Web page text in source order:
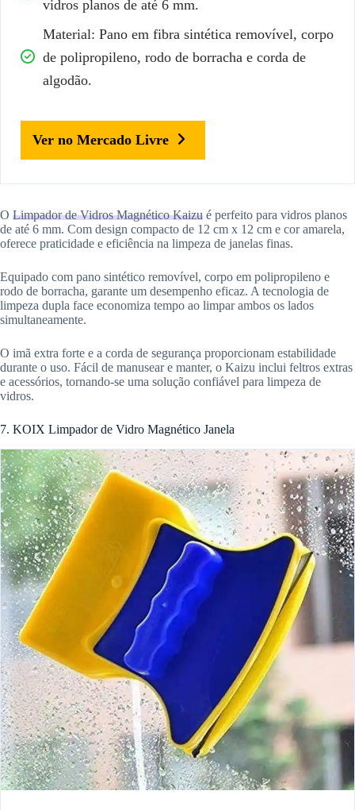
vidros planos de até 6 mm.
Material: Pano em fibra sintética removível, corpo
de polipropileno, rodo de borracha e corda de
algodão.
Ver no Mercado Livre
O Limpador de Vidros Magnético Kaizu é perfeito para vidros planos
de até 6 mm. Com design compacto de 12 cm x 12 cm e cor amarela,
oferece praticidade e eficiência na limpeza de janelas finas.
Equipado com pano sintético removível, corpo em polipropileno e
rodo de borracha, garante um desempenho eficaz. A tecnologia de
limpeza dupla face economiza tempo ao limpar ambos os lados
simultaneamente.
O imã extra forte e a corda de segurança proporcionam estabilidade
durante o uso. Fácil de manusear e manter, o Kaizu inclui feltros extras
e acessórios, tornando-se uma solução confiável para limpeza de
vidros.
7. KOIX Limpador de Vidro Magnético Janela